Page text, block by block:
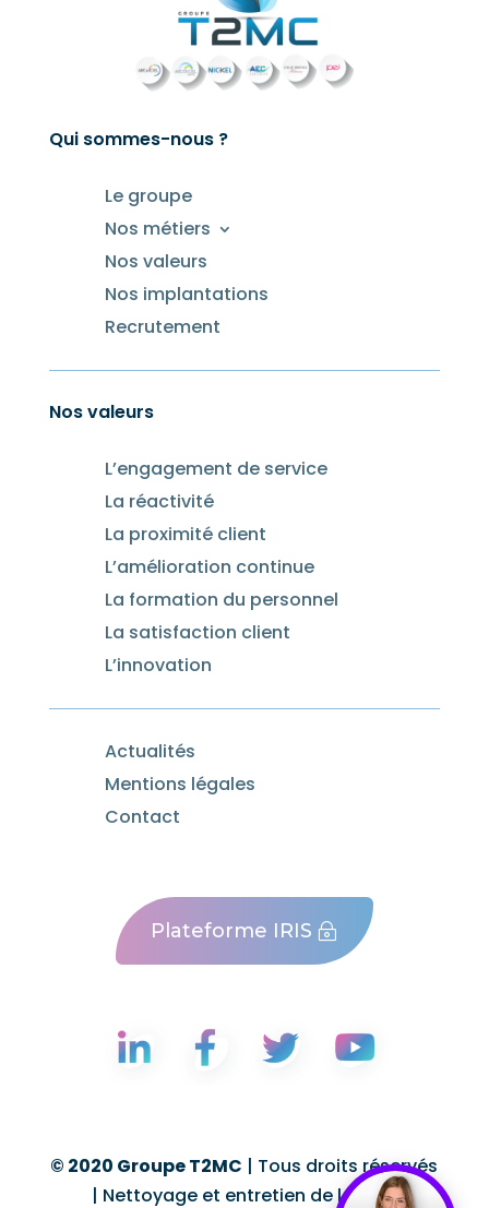
Qui sommes-nous ?
Le groupe
Nos métiers
Nos valeurs
Nos implantations
Recrutement
Nos valeurs
L’engagement de service
La réactivité
La proximité client
L’amélioration continue
La formation du personnel
La satisfaction client
L’innovation
Actualités
Mentions légales
Contact
Plateforme IRIS
© 2020 Groupe T2MC | Tous droits réservés
| Nettoyage et entretien de locaux